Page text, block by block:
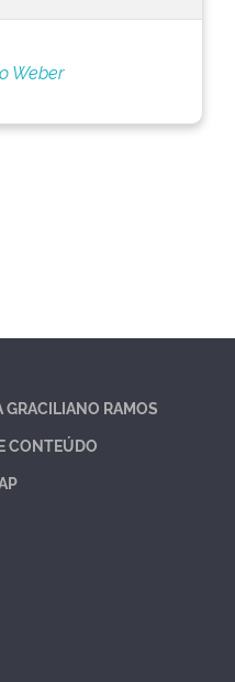
Weber
GRACILIANO RAMOS
CONTEÚDO